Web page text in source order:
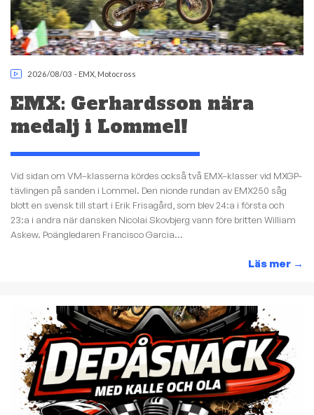
2026/08/03 - EMX Motocross
EMX: Gerhardsson nära
medalj i Lommel!
Vid sidan om VM–klasserna kördes också två EMX–klasser vid MXGP-
tävlingen på sanden i Lommel. Den nionde rundan av EMX250 såg
blott en svensk till start i Erik Frisagård, som blev 24:a i första och
23:a i andra när dansken Nicolai Skovbjerg vann före britten William
Askew. Poängledaren Francisco Garcia...
Läs mer →